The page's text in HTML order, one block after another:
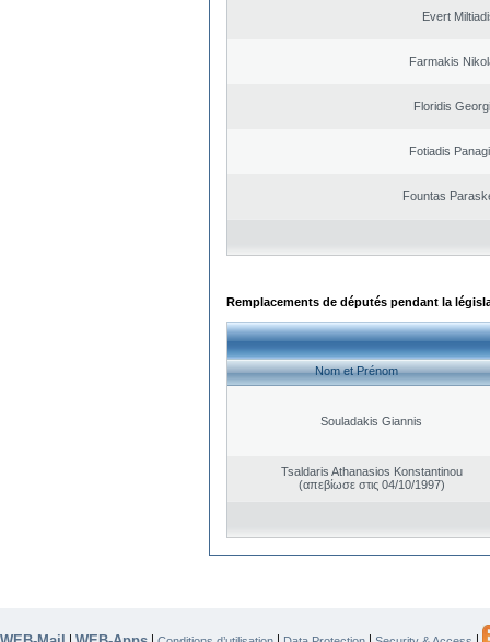
Evert
Farmakis
Floridis
Fotiadis
Fountas
Remplacements de députés pendant la
Nom et Prénom
Souladakis Giannis
Tsaldaris Athanasios Konstantinou
(απεβίωσε στις 04/10/1997)
| | | | |